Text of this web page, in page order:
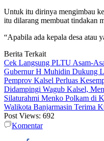
Untuk itu dirinya mengimbau
itu dilarang membuat tindakan
“Apabila ada kepala desa atau
Berita Terkait
Cek Langsung PLTU Asam-
Gubernur H Muhidin Dukung
Pemprov Kalsel Perluas
Didampingi Wagub Kalsel,
Silaturahmi Menko Polkam di
Walikota Banjarmasin Terima
Post Views: 692
Komentar